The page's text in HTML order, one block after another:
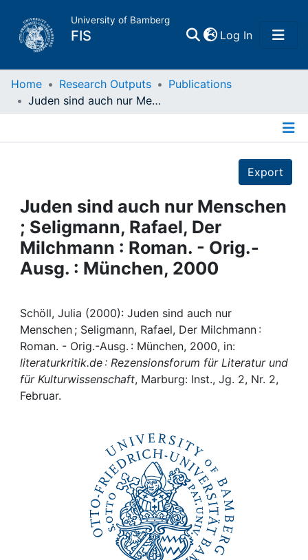
University of Bamberg
FIS Log In(current)
Home
Projects
People
Institutions
Awards
My FIS
Help
Home Research Outputs
Publications
Juden sind auch nur Menschen ; Seligmann, Rafael, Der Milchmann : Roman. - Orig.-Ausg. : München, 2000
Export
Juden sind auch nur Menschen
; Seligmann, Rafael, Der
Milchmann : Roman. - Orig.-
Ausg. : München, 2000
Schöll, Julia (2000): Juden sind auch nur
Menschen ; Seligmann, Rafael, Der Milchmann :
Roman. - Orig.-Ausg. : München, 2000, in:
literaturkritik.de : Rezensionsforum für Literatur und
für Kulturwissenschaft, Marburg: Inst., Jg. 2, Nr. 2,
Februar.